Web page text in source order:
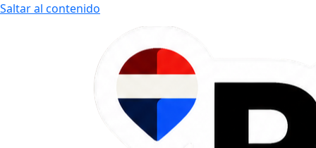
Saltar al contenido